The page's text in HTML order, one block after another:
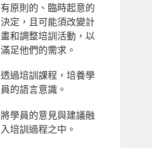
有原則的、臨時起意的
決定，且可能須改變計
畫和調整培訓活動，以
滿足他們的需求。
透過培訓課程，培養學
員的語言意識。
將學員的意見與建議融
入培訓過程之中。